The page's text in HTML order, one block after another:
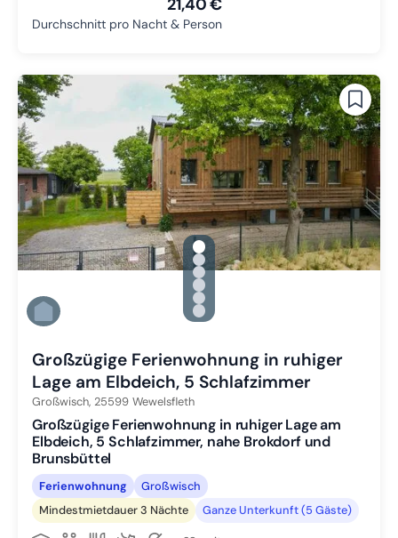
21,40 €
Durchschnitt pro Nacht & Person
gallery.slide_selector
Zu Slide 1 wechseln
Zu Slide 2 wechseln
Zu Slide 3 wechseln
Zu Slide 4 wechseln
Zu Slide 5 wechseln
Zu Slide 6 wechseln
Großzügige Ferienwohnung in ruhiger
Lage am Elbdeich, 5 Schlafzimmer
Großwisch, 25599 Wewelsfleth
Großzügige Ferienwohnung in ruhiger Lage am
Elbdeich, 5 Schlafzimmer, nahe Brokdorf und
Brunsbüttel
Ferienwohnung
Großwisch
Mindestmietdauer 3 Nächte
Ganze Unterkunft (5 Gäste)